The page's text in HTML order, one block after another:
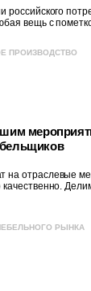
российского
вещь с
ПРОИЗВОДСТВО
на отраслевые
качественно.
РЫНКА